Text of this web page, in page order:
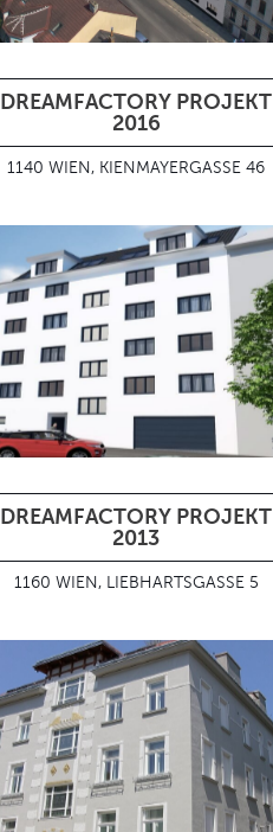
DREAMFACTORY PROJEKT
2016
1140 WIEN, KIENMAYERGASSE 46
DREAMFACTORY PROJEKT
2013
1160 WIEN, LIEBHARTSGASSE 5